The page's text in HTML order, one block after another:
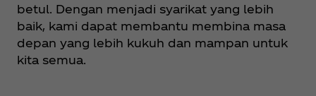
betul. Dengan menjadi syarikat yang lebih
baik, kami dapat membantu membina masa
depan yang lebih kukuh dan mampan untuk
kita semua.